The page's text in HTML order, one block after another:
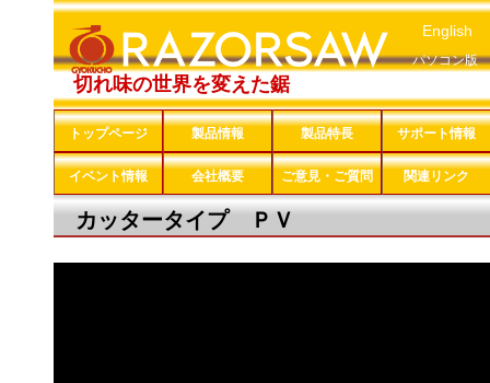
切れ味の世界を変えた鋸
トップページ 製品情報 製品特長 サポート情報
イベント情報 会社概要 ご意見・ご質問 関連リンク
English
パソコン版
カッタータイプ ＰＶ